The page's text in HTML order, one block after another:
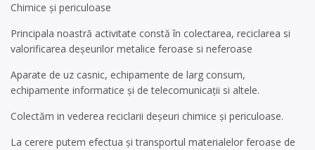
Chimice și periculoase
Principala noastră activitate constă în colectarea, reciclarea si
valorificarea deșeurilor metalice feroase si neferoase
Aparate de uz casnic, echipamente de larg consum,
echipamente informatice și de telecomunicații si altele.
Colectăm in vederea reciclarii deșeuri chimice și periculoase.
La cerere putem efectua și transportul materialelor feroase de